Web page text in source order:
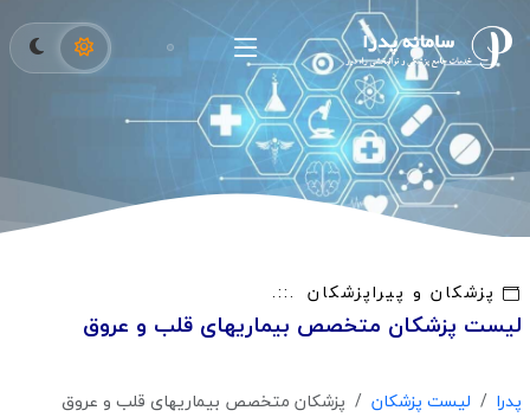
پزشکان و پیراپزشکان
لیست پزشکان متخصص بیماریهای قلب و عروق
پدرا لیست پزشکان پزشکان متخصص بیماریهای قلب و عروق